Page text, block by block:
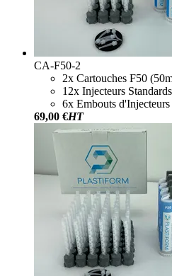
CA-F50-2
2x Cartouches F50
12x Injecteurs
6x Embouts d'Injecteurs
69,00 €HT